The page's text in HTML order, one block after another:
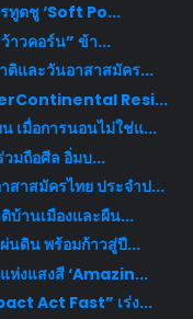
ทูตชู ‘Soft Po...
าวคอร์น” ข้า...
ติและวันอาสาสมัคร...
Resi...
เมื่อการนอนไม่ใช่แ...
มถือศีล อิ่มบ...
สาสมัครไทย ประจำป...
บ้านเมืองและผืน...
นดิน พร้อมก้าวสู่ปี...
ห่งแสงสี ‘Amazin...
Act Fast” เร่ง...